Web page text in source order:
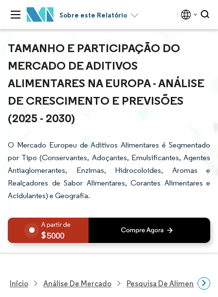
Sobre este Relatório
TAMANHO E PARTICIPAÇÃO DO
MERCADO DE ADITIVOS
ALIMENTARES NA EUROPA - ANÁLISE
DE CRESCIMENTO E PREVISÕES
(2025 - 2030)
O Mercado Europeu de Aditivos Alimentares é Segmentado
por Tipo (Conservantes, Adoçantes, Emulsificantes, Agentes
Antiaglomerantes, Enzimas, Hidrocoloides, Aromas e
Realçadores de Sabor Alimentares, Corantes Alimentares e
Acidulantes) e Geografia.
5000
Início Análise De Mercado Pesquisa De Alimentos E